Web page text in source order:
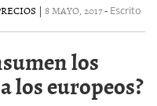
| 8 MAYO, 2017- Escrito
los
los europeos?